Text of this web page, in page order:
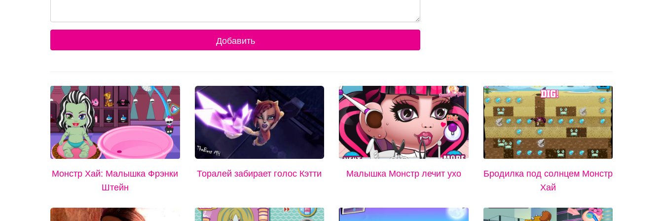
Добавить
Монстр Хай: Малышка Фрэнки
Штейн
Торалей забирает голос Кэтти Малышка Монстр лечит ухо
Бродилка под солнцем Монстр
Хай